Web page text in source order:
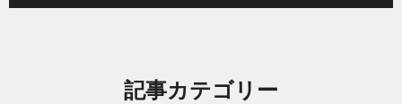
記事カテゴリー